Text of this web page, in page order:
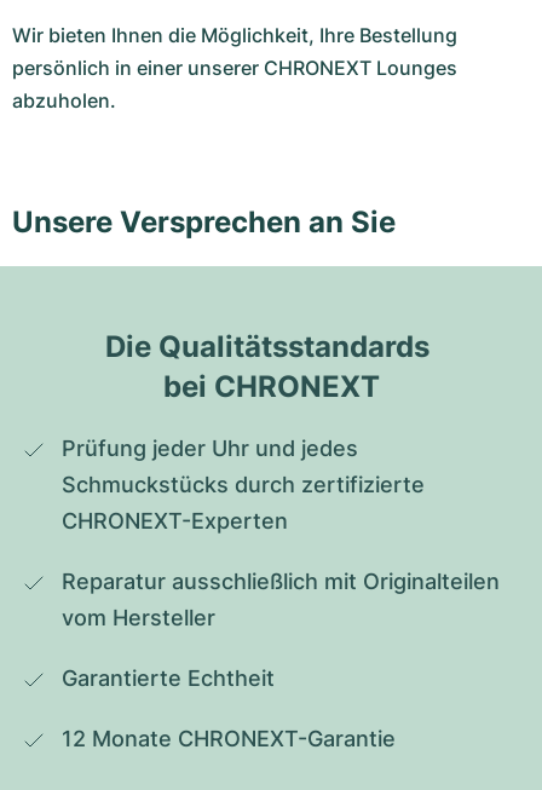
Wir bieten Ihnen die Möglichkeit, Ihre Bestellung
persönlich in einer unserer CHRONEXT Lounges
abzuholen.
Unsere Versprechen an Sie
Die Qualitätsstandards
bei CHRONEXT
Prüfung jeder Uhr und jedes
Schmuckstücks durch zertifizierte
CHRONEXT-Experten
Reparatur ausschließlich mit Originalteilen
vom Hersteller
Garantierte Echtheit
12 Monate CHRONEXT-Garantie